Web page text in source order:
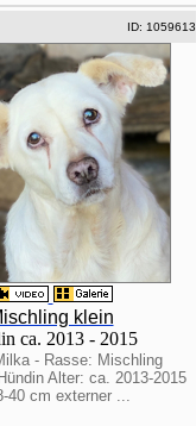
ID: 1059613
klein
ca. 2013 - 2015
- Rasse: Mischling
Alter: ca. 2013-2015
40 cm externer ...